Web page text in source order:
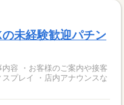
未経験歓迎パチン
容 ・お客様のご案内や接客
プレイ ・店内アナウンスな